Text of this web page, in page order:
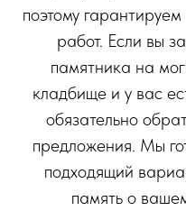
поэтому
работ. Если вы
памятника на
кладбище и у вас
обязательно
предложения. Мы
подходящий
память о